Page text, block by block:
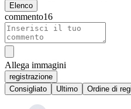
Elenco
commento16
Allega immagini
registrazione
Consigliato
Ultimo Ordine di